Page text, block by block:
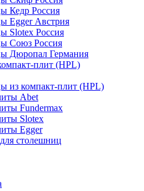
Кедр Россия
Egger Австрия
Slotex Россия
Союз Россия
Дюропал Германия
плит (HPL)
из компакт-плит (HPL)
Abet
Fundermax
Slotex
Egger
столешниц